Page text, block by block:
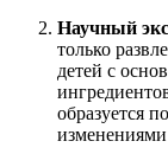
Научный
только
детей с
образуется
изменениями